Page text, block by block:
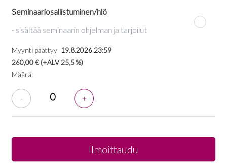
Seminaariosallistuminen/hlö
- sisältää seminaarin ohjelman ja tarjoilut
Myynti päättyy 19.8.2026 23:59
260,00 € (+ALV 25,5 %)
Määrä:
- +